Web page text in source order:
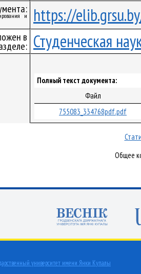
и https://
в Студенческая
Полный текст документа:
Файл
755083_334768pdf.pdf
Общее
университет имени Янки Купалы